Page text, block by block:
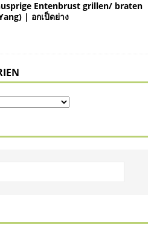
Entenbrust grillen/ braten
| อกเป็ดย่าง